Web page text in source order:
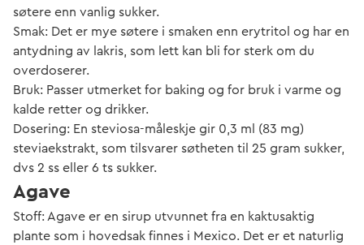
søtere enn vanlig sukker.
Smak: Det er mye søtere i smaken enn erytritol og har en
antydning av lakris, som lett kan bli for sterk om du
overdoserer.
Bruk: Passer utmerket for baking og for bruk i varme og
kalde retter og drikker.
Dosering: En steviosa-måleskje gir 0,3 ml (83 mg)
steviaekstrakt, som tilsvarer søtheten til 25 gram sukker,
dvs 2 ss eller 6 ts sukker.
Agave
Stoff: Agave er en sirup utvunnet fra en kaktusaktig
plante som i hovedsak finnes i Mexico. Det er et naturlig